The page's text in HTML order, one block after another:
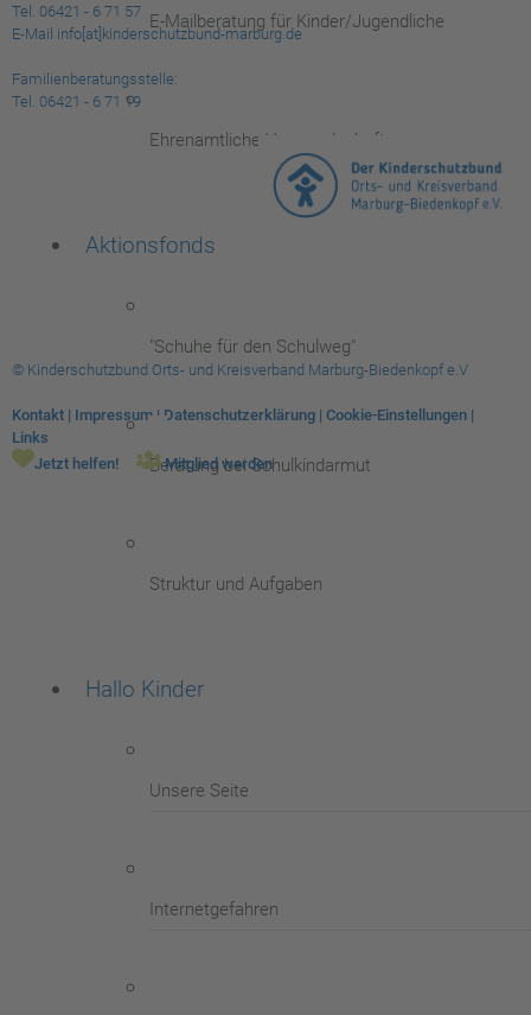
E-Mailberatung für Kinder/Jugendliche
Ehrenamtliche Vormundschaften
Aktionsfonds
"Schuhe für den Schulweg"
Beratung bei Schulkindarmut
Struktur und Aufgaben
Hallo Kinder
Unsere Seite
Internetgefahren
Tel. 06421 - 6 71 57
E-Mail info[at]kinderschutzbund-marburg.de
Familienberatungsstelle:
Tel. 06421 - 6 71 19
© Kinderschutzbund Orts- und Kreisverband Marburg-Biedenkopf e.V
Kontakt | Impressum | Datenschutzerklärung | Cookie-Einstellungen |
Links
Jetzt helfen!
Mitglied werden